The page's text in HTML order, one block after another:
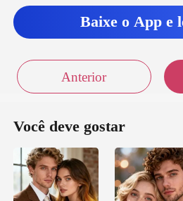
Baixe o App e
Anterior
Você deve gostar